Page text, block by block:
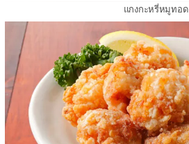
แกงกะหรี่หมูทอด